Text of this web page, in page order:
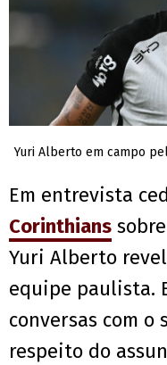
Yuri Alberto em campo
Em entrevista
Corinthians
Yuri Alberto
equipe paulista.
conversas com o
respeito do